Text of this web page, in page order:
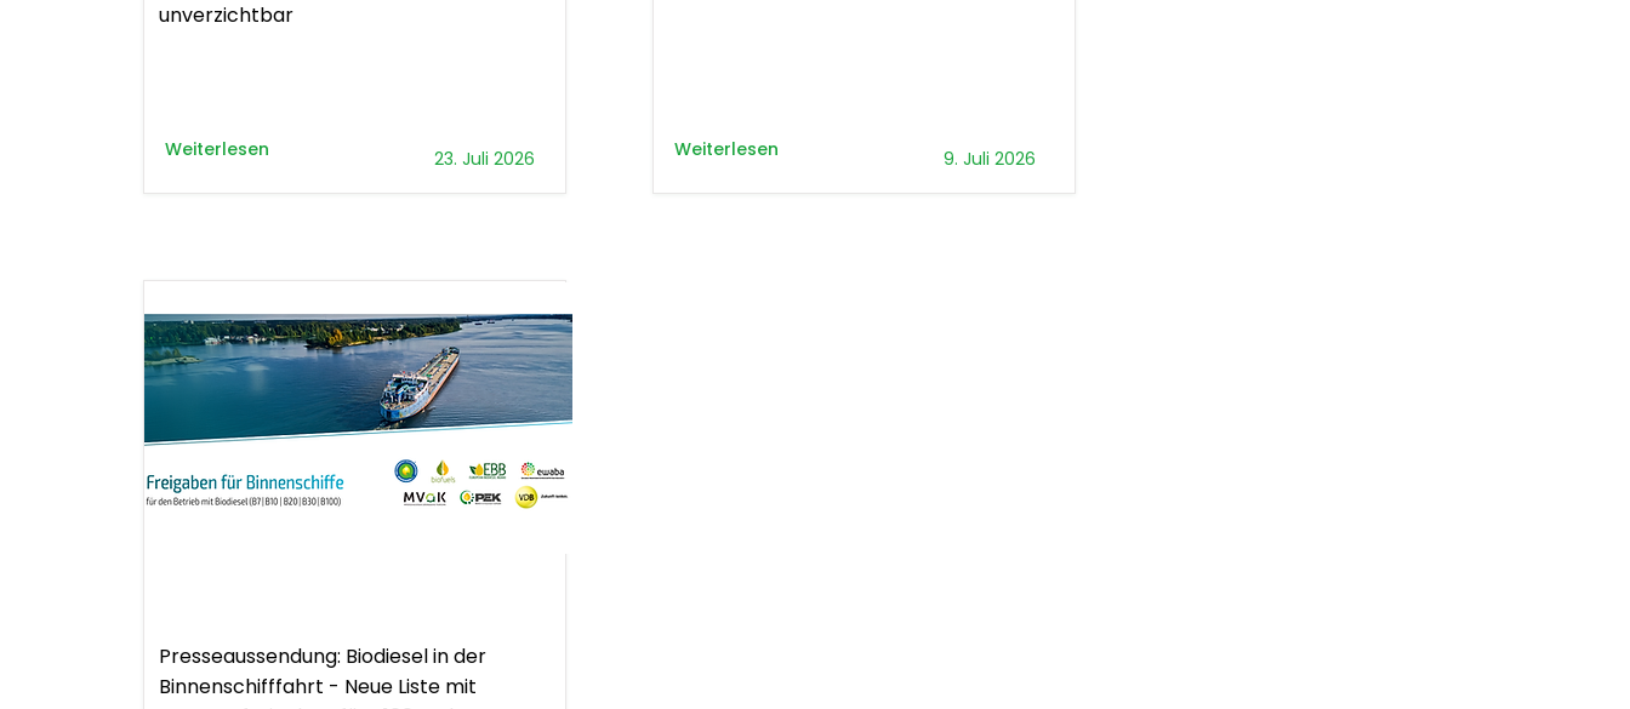
unverzichtbar
Weiterlesen 23. Juli 2026 Weiterlesen 9. Juli 2026
Presseaussendung: Biodiesel in der
Binnenschifffahrt - Neue Liste mit
.